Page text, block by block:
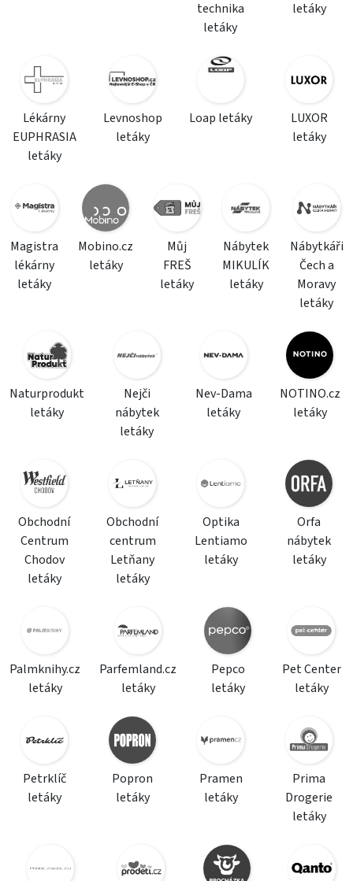
technika
letáky
letáky
Lékárny
EUPHRASIA
letáky
Levnoshop
letáky
Loap letáky
LUXOR
letáky
Magistra
lékárny
letáky
Mobino.cz
letáky
Můj
FREŠ
letáky
Nábytek
MIKULÍK
letáky
Nábytkáři
Čech a
Moravy
letáky
Naturprodukt
letáky
Nejči
nábytek
letáky
Nev-Dama
letáky
NOTINO.cz
letáky
Obchodní
Centrum
Chodov
letáky
Obchodní
centrum
Letňany
letáky
Optika
Lentiamo
letáky
Orfa
nábytek
letáky
Palmknihy.cz
letáky
Parfemland.cz
letáky
Pepco
letáky
Pet Center
letáky
Petrklíč
letáky
Popron
letáky
Pramen
letáky
Prima
Drogerie
letáky